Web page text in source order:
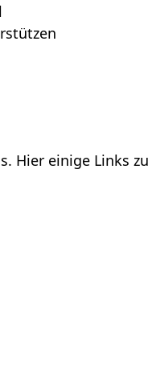
Hier einige Links